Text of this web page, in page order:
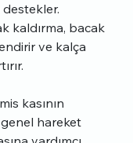
kaldırma, bacak
ve kalça
kasının
hareket